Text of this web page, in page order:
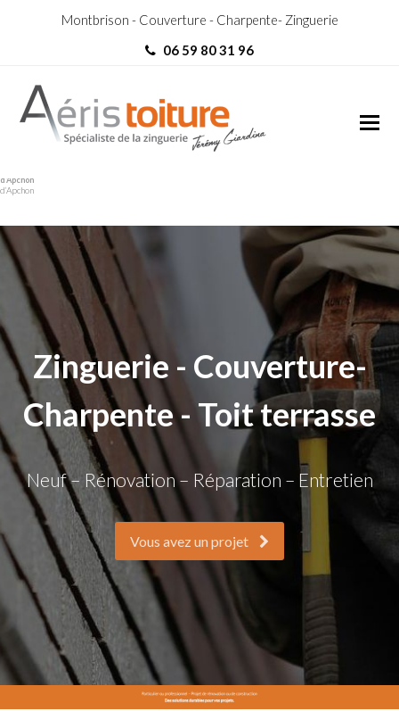
Montbrison - Couverture - Charpente- Zinguerie
06 59 80 31 96
d’Apchon
d’Apchon
Zinguerie - Couverture-
Charpente - Toit terrasse
Neuf – Rénovation – Réparation – Entretien
Vous avez un projet